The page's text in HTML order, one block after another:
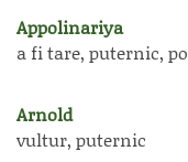
Appolinariya
a fi tare, puternic,
Arnold
vultur, puternic